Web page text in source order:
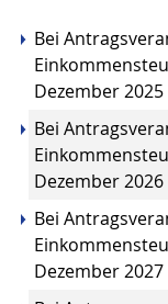
Bei
Dezember 2025
Bei
Dezember 2026
Bei
Dezember 2027